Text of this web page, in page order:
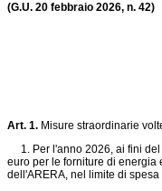
(G.U. 20 febbraio 2026, n. 42)
Art. 1. Misure straordinarie
1. Per l'anno 2026, ai fini del
euro per le forniture di energia
dell'ARERA, nel limite di